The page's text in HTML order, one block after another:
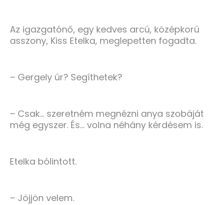
Az igazgatónő, egy kedves arcú, középkorú
asszony, Kiss Etelka, meglepetten fogadta.
– Gergely úr? Segíthetek?
– Csak… szeretném megnézni anya szobáját
még egyszer. És… volna néhány kérdésem is.
Etelka bólintott.
– Jöjjön velem.